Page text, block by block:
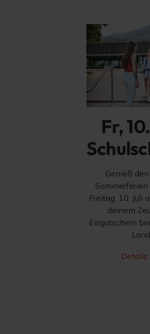
Fr,
Genieß
Freitag, 10. Juli
deinem
Eisgutschein
Details